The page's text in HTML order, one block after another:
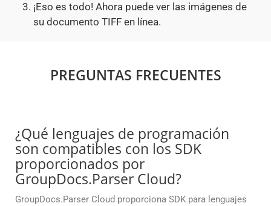
¡Eso es todo! Ahora puede ver las imágenes de
su documento TIFF en línea.
PREGUNTAS FRECUENTES
¿Qué lenguajes de programación
son compatibles con los SDK
proporcionados por
GroupDocs.Parser Cloud?
GroupDocs.Parser Cloud proporciona SDK para lenguajes